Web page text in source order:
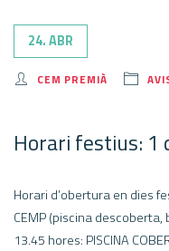
24. ABR
CEM PREMIÀ
Horari festius: 1
Horari d’obertura en dies
CEMP (piscina
13.45 hores: PISCINA